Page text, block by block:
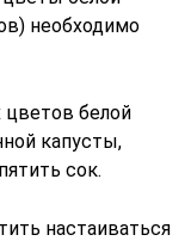
необходимо
белой
капусты,
сок.
настаиваться